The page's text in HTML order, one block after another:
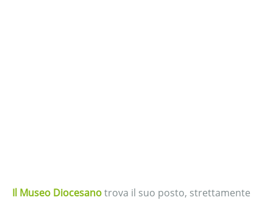
Il Museo Diocesanotrova il suo posto, strettamente